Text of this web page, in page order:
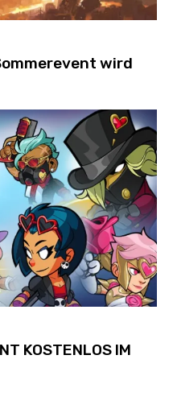
wird
KOSTENLOS IM